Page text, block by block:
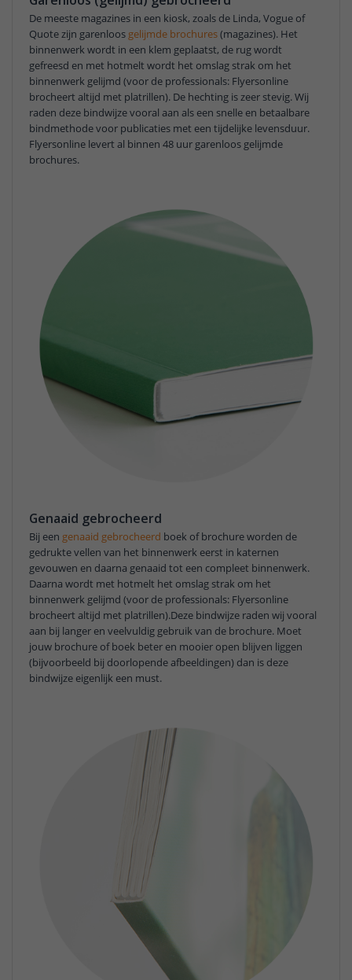
De meeste magazines in een kiosk, zoals de Linda, Vogue of
Quote zijn garenloos gelijmde brochures(magazines). Het
binnenwerk wordt in een klem geplaatst, de rug wordt
gefreesd en met hotmelt wordt het omslag strak om het
binnenwerk gelijmd (voor de professionals: Flyersonline
brocheert altijd met platrillen). De hechting is zeer stevig. Wij
raden deze bindwijze vooral aan als een snelle en betaalbare
bindmethode voor publicaties met een tijdelijke levensduur.
Flyersonline levert al binnen 48 uur garenloos gelijmde
brochures.
Genaaid gebrocheerd
Bij een genaaid gebrocheerd boek of brochure worden de
gedrukte vellen van het binnenwerk eerst in katernen
gevouwen en daarna genaaid tot een compleet binnenwerk.
Daarna wordt met hotmelt het omslag strak om het
binnenwerk gelijmd (voor de professionals: Flyersonline
brocheert altijd met platrillen).Deze bindwijze raden wij vooral
aan bij langer en veelvuldig gebruik van de brochure. Moet
jouw brochure of boek beter en mooier open blijven liggen
(bijvoorbeeld bij doorlopende afbeeldingen) dan is deze
bindwijze eigenlijk een must.